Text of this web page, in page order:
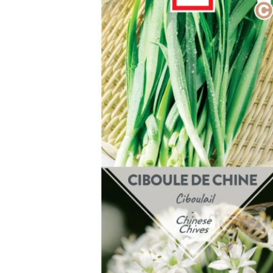
Arbustes de terre de bruyère
Plantes Grimpantes
Arbres fruitiers
Conifères
Plantes méditerranéennes et exotiques
Rosiers
Plantes
Plantes
Plantes
Plantes
Plantes
Plantes
Plantes
Lavande